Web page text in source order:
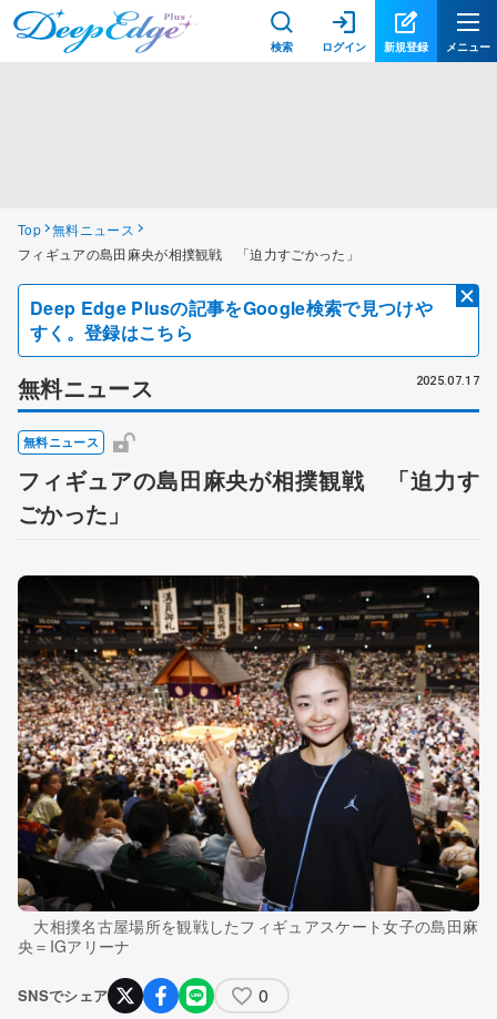
検索 ログイン 新規登録 メニュー
Top 無料ニュース
フィギュアの島田麻央が相撲観戦 「迫力すごかった」
Deep Edge Plusの記事をGoogle検索で見つけや
すく。登録はこちら
無料ニュース 2025.07.17
無料ニュース
フィギュアの島田麻央が相撲観戦 「迫力す
ごかった」
大相撲名古屋場所を観戦したフィギュアスケート女子の島田麻
央＝IGアリーナ
SNSでシェア 0